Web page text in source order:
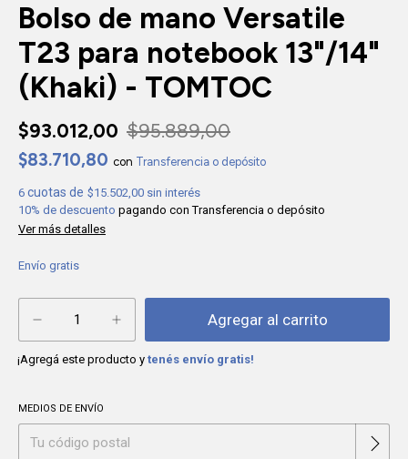
Bolso de mano Versatile
T23 para notebook 13"/14"
(Khaki) - TOMTOC
$93.012,00 $95.889,00
$83.710,80 con Transferencia o depósito
6 $15.502,00 sin interés
10% de descuento pagando con Transferencia o depósito
Ver más detalles
Envío gratis
¡Agregá este producto y tenés envío gratis!
Entregas para el CP:
MEDIOS DE ENVÍO